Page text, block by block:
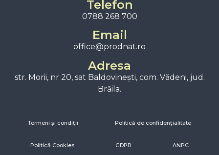
Telefon
0788 268 700
Email
office@prodnat.ro
Adresa
str. Morii, nr 20, sat Baldovinești, com. Vădeni, jud.
Brăila.
Termeni și condiții Politică de confidențialitate
Politică Cookies GDPR ANPC